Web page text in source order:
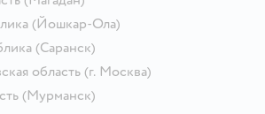
(Йошкар-Ола)
(Саранск)
область (г. Москва)
(Мурманск)